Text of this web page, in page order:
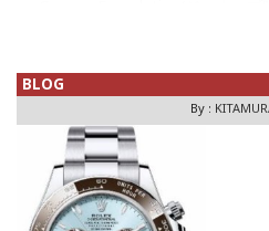
バー、シャネル、エルメス、
BLOG
By :